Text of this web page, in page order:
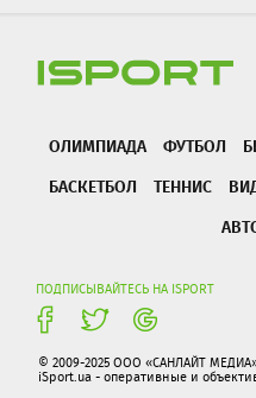
ОЛИМПИАДА ФУТБОЛ
БАСКЕТБОЛ
ТЕННИС
ПОДПИСЫВАЙТЕСЬ НА ISPORT
© 2009-2025 ООО «САНЛАЙТ
iSport.ua - оперативные и